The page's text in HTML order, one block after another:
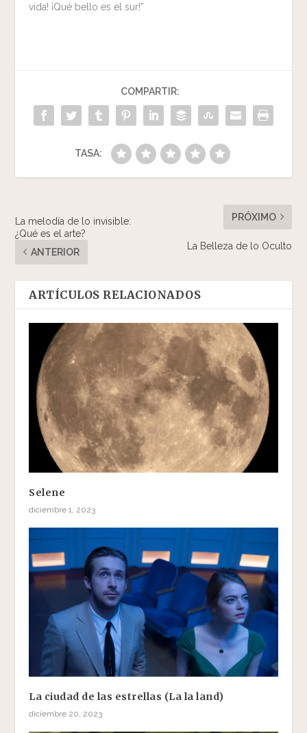
vida! ¡Qué bello es el sur!”
COMPARTIR:
TASA:
La melodía de lo invisible:
¿Qué es el arte?
ANTERIOR
PRÓXIMO
La Belleza de lo Oculto
ARTÍCULOS RELACIONADOS
Selene
diciembre 1, 2023
La ciudad de las estrellas (La la land)
diciembre 20, 2023